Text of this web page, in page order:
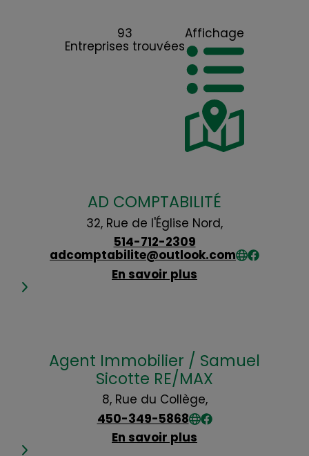
93
Entreprises trouvées
Affichage
AD COMPTABILITÉ
32, Rue de l'Église Nord,
514-712-2309
adcomptabilite@outlook.com
En savoir plus
Agent Immobilier / Samuel
Sicotte RE/MAX
8, Rue du Collège,
450-349-5868
En savoir plus